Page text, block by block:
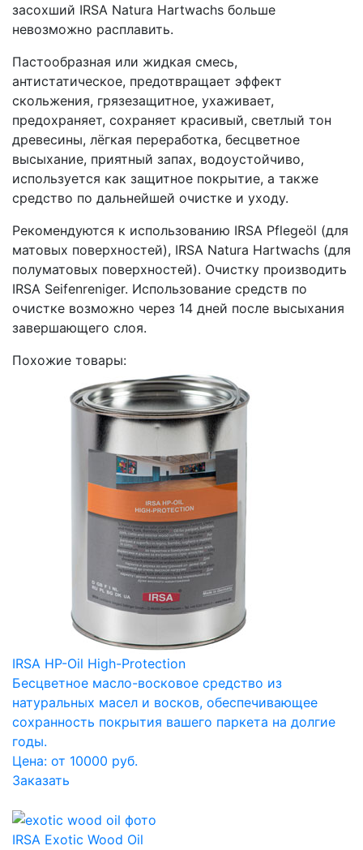
засохший IRSA Natura Hartwachs больше
невозможно расплавить.
Пастообразная или жидкая смесь,
антистатическое, предотвращает эффект
скольжения, грязезащитное, ухаживает,
предохраняет, сохраняет красивый, светлый тон
древесины, лёгкая переработка, бесцветное
высыхание, приятный запах, водоустойчиво,
используется как защитное покрытие, а также
средство по дальнейшей очистке и уходу.
Рекомендуются к использованию IRSA Pflegeöl (для
матовых поверхностей), IRSA Natura Hartwachs (для
полуматовых поверхностей). Очистку производить
IRSA Seifenreniger. Использование средств по
очистке возможно через 14 дней после высыхания
завершающего слоя.
Похожие товары:
IRSA HP-Oil High-Protection
Бесцветное масло-восковое средство из
натуральных масел и восков, обеспечивающее
сохранность покрытия вашего паркета на долгие
годы.
Цена: от 10000 руб.
Заказать
IRSA Exotic Wood Oil